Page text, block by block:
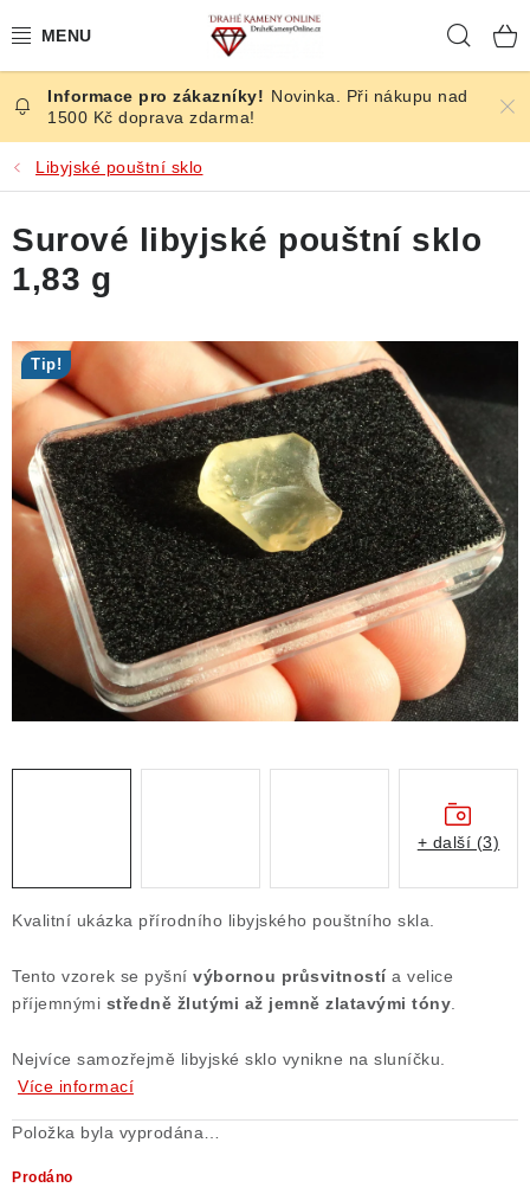
na
ČESKÉ KAMENY
ŠPERKY
KAMENY ZE SVĚTA
BROUŠENÉ
SLEVY
ÚČINKY
KRYSTALY
ČLÁNKY
NALEZIŠTĚ
NÁŠ PŘÍBĚH
VIDEOGALERIE
Výkup minerálů a drahých kamenů
Formulář pro uplatnění reklamace
Formulář pro odstoupení od smlouvy
Poučení o právu na odstoupení od smlouvy
Novinka. Při nákupu nad
1500 Kč doprava zdarma!
Libyjské pouštní sklo
Kvalitní ukázka přírodního libyjského pouštního skla.
Tento vzorek se pyšní výbornou průsvitnostía velice
příjemnými středně žlutými až jemně zlatavými tóny
Nejvíce samozřejmě libyjské sklo vynikne na sluníčku.
Více informací
Položka byla vyprodána…
Prodáno
Surové libyjské pouštní sklo
1,83 g
Tip!
+ další (3)